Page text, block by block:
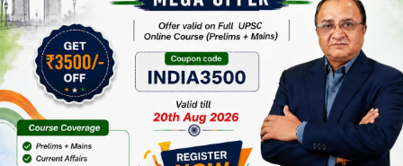
To Download Click Here.